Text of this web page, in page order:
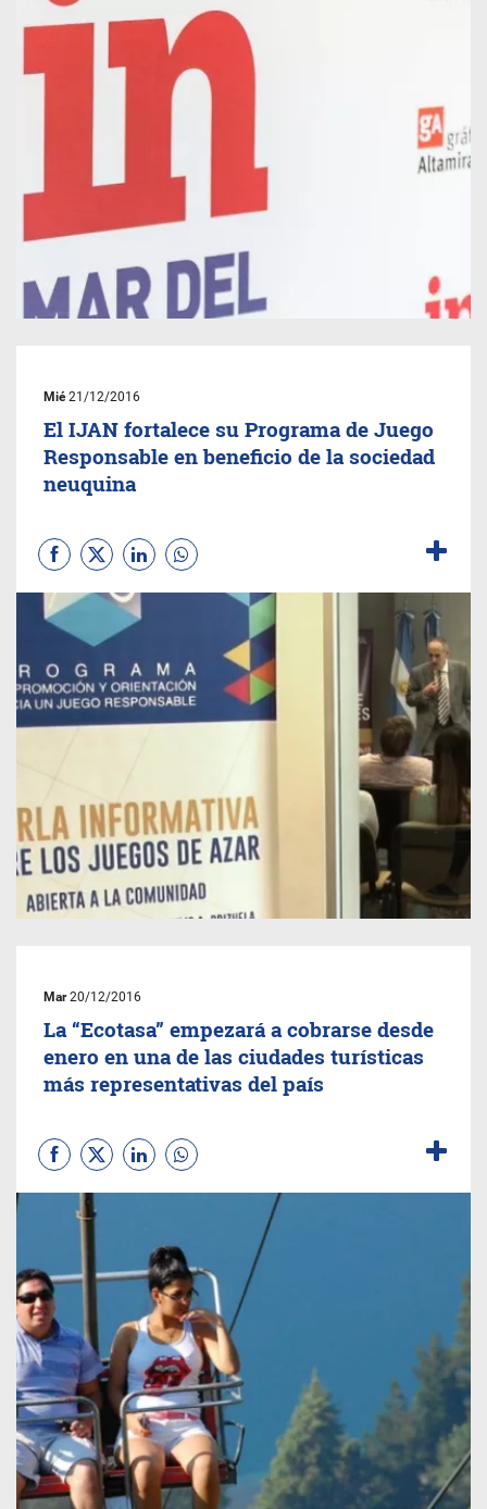
Mié21/12/2016
El IJAN fortalece su Programa de Juego
Responsable en beneficio de la sociedad
neuquina
Mar20/12/2016
La “Ecotasa” empezará a cobrarse desde
enero en una de las ciudades turísticas
más representativas del país